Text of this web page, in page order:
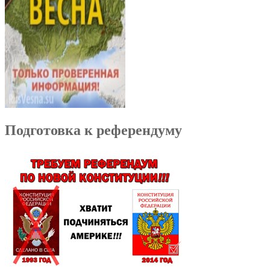
Подготовка к референдуму